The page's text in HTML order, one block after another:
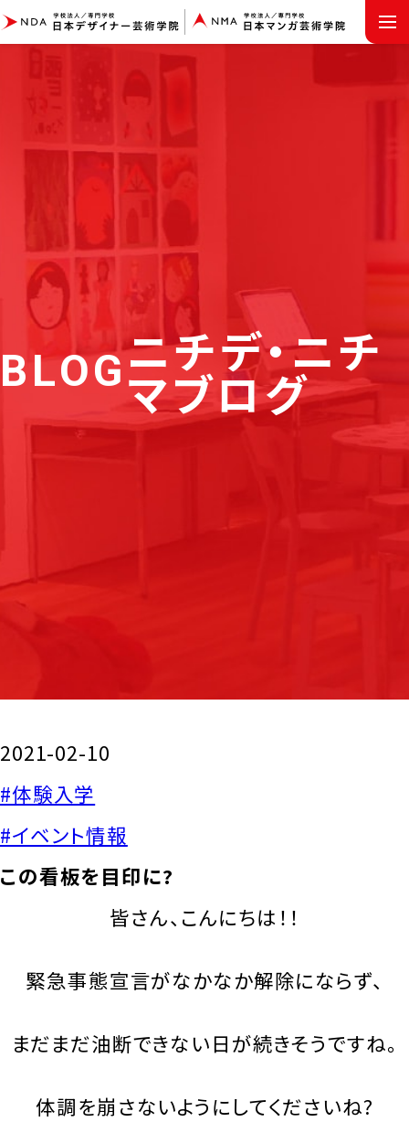
BLOGニチデ・ニチ
マブログ
2021-02-10
#体験入学
#イベント情報
この看板を目印に?
皆さん、こんにちは！！
緊急事態宣言がなかなか解除にならず、
まだまだ油断できない日が続きそうですね。
体調を崩さないようにしてくださいね?